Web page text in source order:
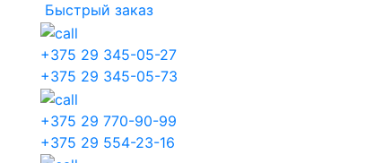
Быстрый заказ
+375 29 345-05-27
+375 29 345-05-73
+375 29 770-90-99
+375 29 554-23-16